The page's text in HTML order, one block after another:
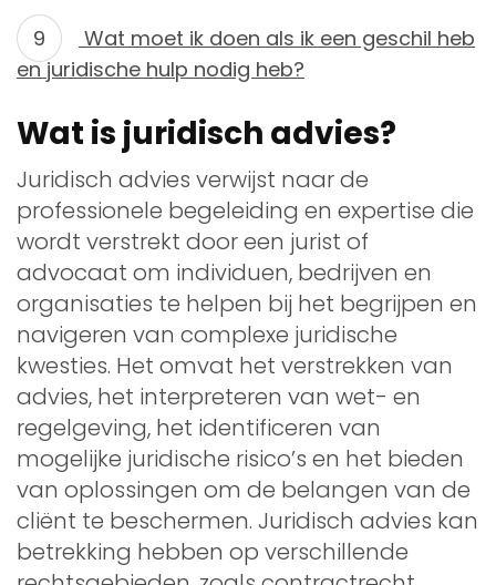
Wat moet ik doen als ik een geschil heb
en juridische hulp nodig heb?
Wat is juridisch advies?
Juridisch advies verwijst naar de
professionele begeleiding en expertise die
wordt verstrekt door een jurist of
advocaat om individuen, bedrijven en
organisaties te helpen bij het begrijpen en
navigeren van complexe juridische
kwesties. Het omvat het verstrekken van
advies, het interpreteren van wet- en
regelgeving, het identificeren van
mogelijke juridische risico’s en het bieden
van oplossingen om de belangen van de
cliënt te beschermen. Juridisch advies kan
betrekking hebben op verschillende